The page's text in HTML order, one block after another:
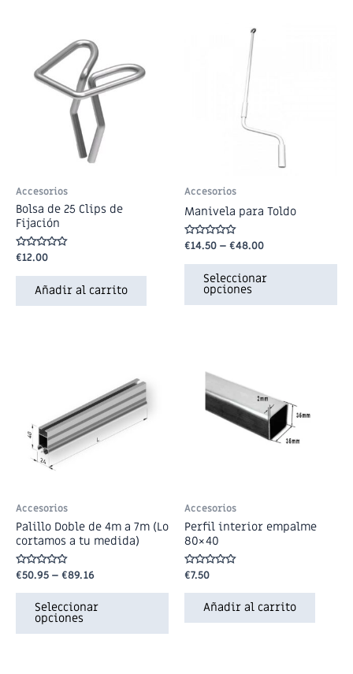
Accesorios
Bolsa de 25 Clips de
Fijación
Valorado
0
€12.00
Añadir al carrito
Accesorios
Manivela para Toldo
Valorado
0
€14.50 – €48.00
Seleccionar
opciones
Accesorios
Palillo Doble de 4m a 7m (Lo
cortamos a tu medida)
Valorado
en
0
€50.95 – €89.16
Seleccionar
opciones
Accesorios
Perfil interior empalme
80×40
Valorado
en
0
€7.50
Añadir al carrito